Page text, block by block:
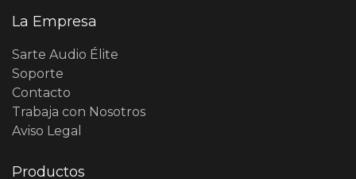
La Empresa
Sarte Audio Élite
Soporte
Contacto
Trabaja con Nosotros
Aviso Legal
Productos